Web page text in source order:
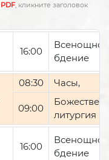
PDF, кликните заголовок
16:00
Всенощное
бдение
08:30 Часы,
09:00
литургия
16:00
Всенощное
бдение